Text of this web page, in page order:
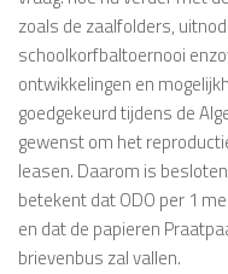
zoals de zaalfolders,
schoolkorfbaltoernooi
ontwikkelingen en
goedgekeurd tijdens de
gewenst om het
leasen. Daarom is
betekent dat ODO per 1
en dat de papieren
brievenbus zal vallen.